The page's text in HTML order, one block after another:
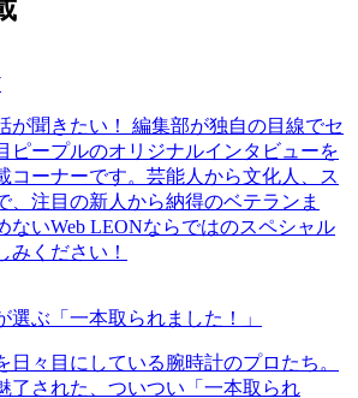
が聞きたい！ 編集部が独自の目線でセ
ピープルのオリジナルインタビューを
コーナーです。芸能人から文化人、ス
、注目の新人から納得のベテランま
ないWeb LEONならではのスペシャル
みください！
選ぶ「一本取られました！」
日々目にしている腕時計のプロたち。
了された、ついつい「一本取られ